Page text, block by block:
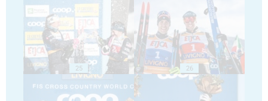
25 26